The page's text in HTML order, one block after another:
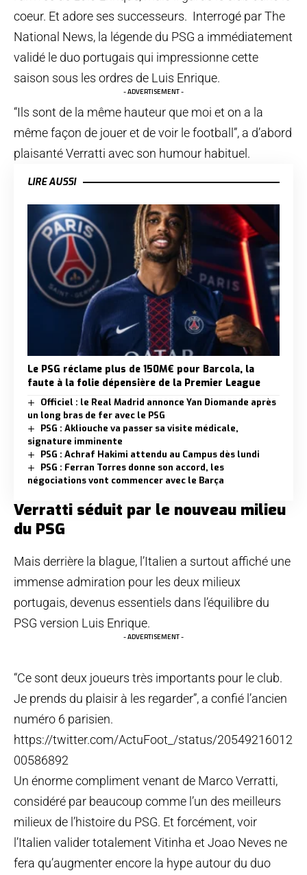
coeur. Et adore ses successeurs. Interrogé par The
National News, la légende du PSG a immédiatement
validé le duo portugais qui impressionne cette
saison sous les ordres de Luis Enrique.
- ADVERTISEMENT -
“Ils sont de la même hauteur que moi et on a la
même façon de jouer et de voir le football”, a d’abord
plaisanté Verratti avec son humour habituel.
LIRE AUSSI
Le PSG réclame plus de 150M€ pour Barcola, la
faute à la folie dépensière de la Premier League
Officiel : le Real Madrid annonce Yan Diomande après
un long bras de fer avec le PSG
PSG : Akliouche va passer sa visite médicale,
signature imminente
PSG : Achraf Hakimi attendu au Campus dès lundi
PSG : Ferran Torres donne son accord, les
négociations vont commencer avec le Barça
Verratti séduit par le nouveau milieu
du PSG
Mais derrière la blague, l’Italien a surtout affiché une
immense admiration pour les deux milieux
portugais, devenus essentiels dans l’équilibre du
PSG version Luis Enrique.
- ADVERTISEMENT -
“Ce sont deux joueurs très importants pour le club.
Je prends du plaisir à les regarder”, a confié l’ancien
numéro 6 parisien.
https://twitter.com/ActuFoot_/status/20549216012
00586892
Un énorme compliment venant de Marco Verratti,
considéré par beaucoup comme l’un des meilleurs
milieux de l’histoire du PSG. Et forcément, voir
l’Italien valider totalement Vitinha et Joao Neves ne
fera qu’augmenter encore la hype autour du duo